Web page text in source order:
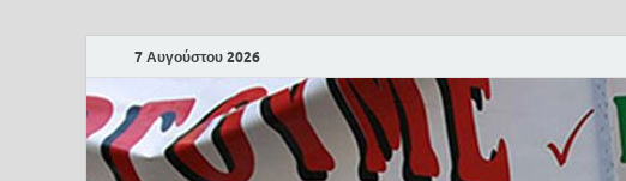
7 Αυγούστου 2026